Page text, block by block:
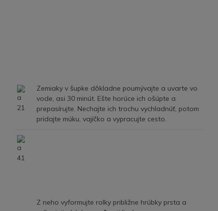
Zemiaky v šupke dôkladne poumývajte a uvarte vo
vode, asi 30 minút. Ešte horúce ich ošúpte a
prepasírujte. Nechajte ich trochu vychladnúť, potom
pridajte múku, vajíčko a vypracujte cesto.
Z neho vyformujte rolky približne hrúbky prsta a